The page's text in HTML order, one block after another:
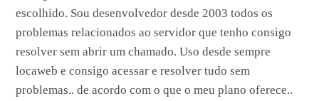
escolhido. Sou desenvolvedor desde 2003 todos os
problemas relacionados ao servidor que tenho consigo
resolver sem abrir um chamado. Uso desde sempre
locaweb e consigo acessar e resolver tudo sem
problemas.. de acordo com o que o meu plano oferece..